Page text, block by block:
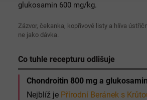
glukosamin 600 mg/kg.
Zázvor, čekanka, kopřivové listy a hlíva
ne jako dávka.
Co tuhle recepturu odlišuje
Chondroitin 800 mg a
Nejblíž je Přírodní Beránek s